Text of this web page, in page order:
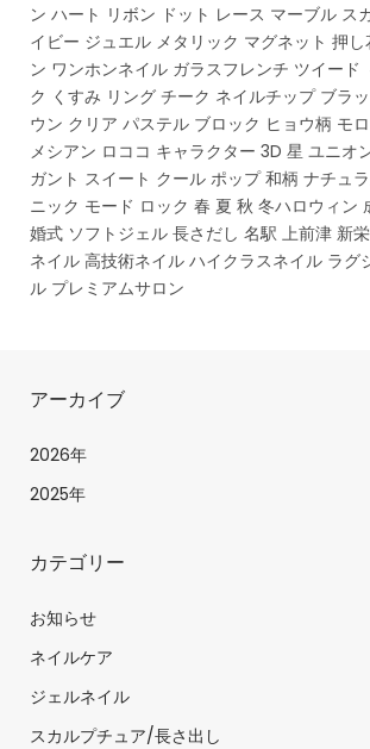
ン ハート リボン ドット レース マーブル ス
イビー ジュエル メタリック マグネット 押し
ン ワンホンネイル ガラスフレンチ ツイー
ク くすみ リング チーク ネイルチップ ブラ
ウン クリア パステル ブロック ヒョウ柄 モ
メシアン ロココ キャラクター 3D 星 ユニオ
ガント スイート クール ポップ 和柄 ナチュ
ニック モード ロック 春 夏 秋 冬ハロウィン
婚式 ソフトジェル 長さだし 名駅 上前津 新
ネイル 高技術ネイル ハイクラスネイル ラグ
ル プレミアムサロン
アーカイブ
2026年
2025年
カテゴリー
お知らせ
ネイルケア
ジェルネイル
スカルプチュア/長さ出し